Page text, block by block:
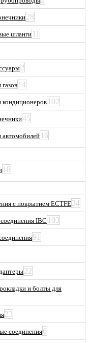
28
шланги 11
2
14
кондиционеров 102
45
автомобилей 16
18
с покрытием ECTFE34
IBC 103
91
22
и болты для
23
соединения6